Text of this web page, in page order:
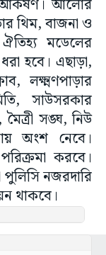
আকর্ষণ। আলোর
থিম, বাজনা ও
মডেলের
হবে। এছাড়া,
লক্ষ্মণপাড়ার
সাউসরকার
মৈত্রী সঙ্ঘ, নিউ
অংশ নেবে।
করবে।
পুলিসি নজরদারি
থাকবে।